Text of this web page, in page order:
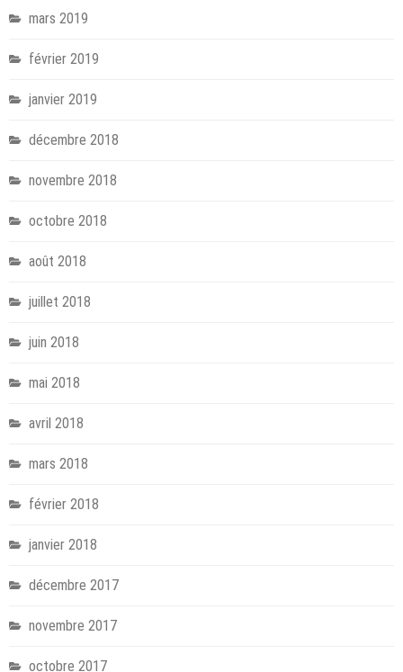
mars 2019
février 2019
janvier 2019
décembre 2018
novembre 2018
octobre 2018
août 2018
juillet 2018
juin 2018
mai 2018
avril 2018
mars 2018
février 2018
janvier 2018
décembre 2017
novembre 2017
octobre 2017